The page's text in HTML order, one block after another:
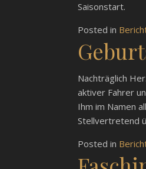
Saisonstart.
Posted in
Nachträglich
aktiver Fahrer
Ihm im Namen
Stellvertretend
Posted in